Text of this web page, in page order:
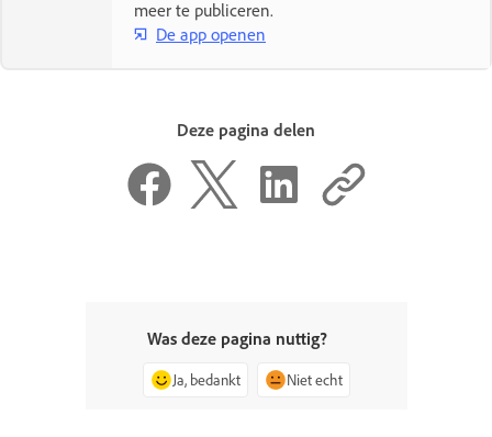
meer te publiceren.
De app openen
Deze pagina delen
Was deze pagina nuttig?
Ja, bedankt Niet echt